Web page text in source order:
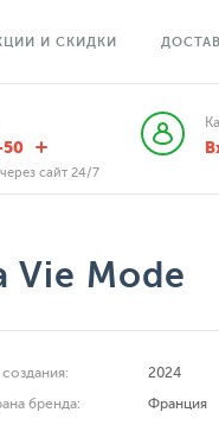
И СКИДКИ
сайт 24/7
Vie Mode
создания:
2024
бренда:
Франция